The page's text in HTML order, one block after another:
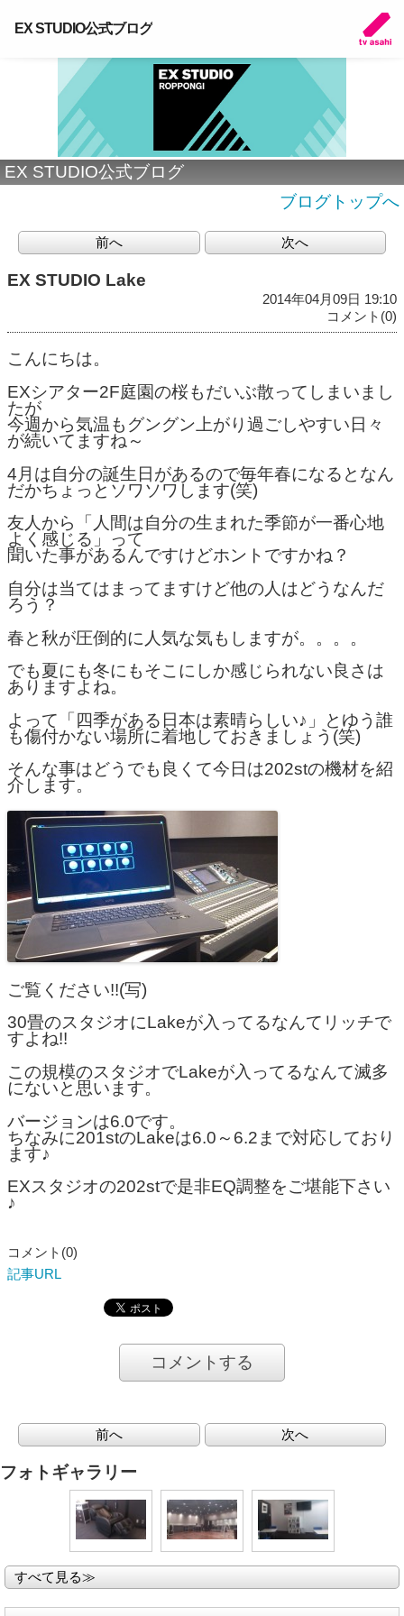
EX STUDIO公式ブログ
EX STUDIO公式ブログ
ブログトップへ
前へ 次へ
EX STUDIO Lake
2014年04月09日 19:10
コメント(0)
こんにちは。
EXシアター2F庭園の桜もだいぶ散ってしまいまし
たが
今週から気温もグングン上がり過ごしやすい日々
が続いてますね～
4月は自分の誕生日があるので毎年春になるとなん
だかちょっとソワソワします(笑)
友人から「人間は自分の生まれた季節が一番心地
よく感じる」って
聞いた事があるんですけどホントですかね？
自分は当てはまってますけど他の人はどうなんだ
ろう？
春と秋が圧倒的に人気な気もしますが。。。。
でも夏にも冬にもそこにしか感じられない良さは
ありますよね。
よって「四季がある日本は素晴らしい♪」とゆう誰
も傷付かない場所に着地しておきましょう(笑)
そんな事はどうでも良くて今日は202stの機材を紹
介します。
ご覧ください!!(写)
30畳のスタジオにLakeが入ってるなんてリッチで
すよね!!
この規模のスタジオでLakeが入ってるなんて滅多
にないと思います。
バージョンは6.0です。
ちなみに201stのLakeは6.0～6.2まで対応しており
ます♪
EXスタジオの202stで是非EQ調整をご堪能下さい
♪
コメント(0)
記事URL
コメントする
前へ 次へ
フォトギャラリー
すべて見る≫